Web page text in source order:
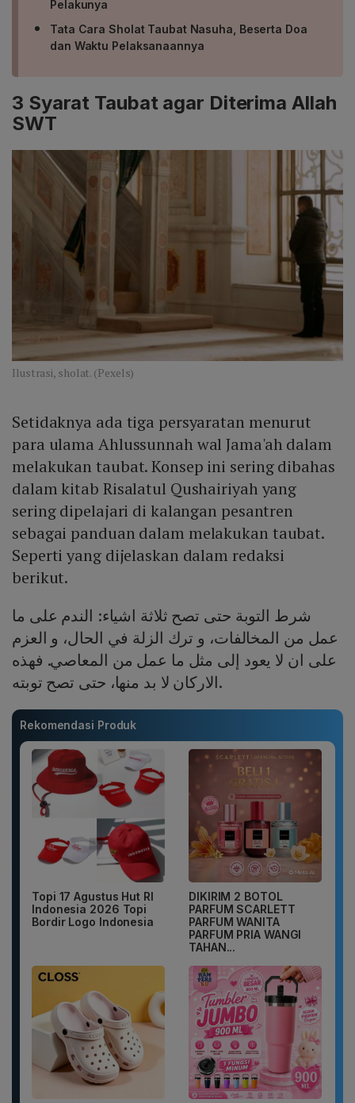
Pelakunya
Tata Cara Sholat Taubat Nasuha, Beserta Doa
dan Waktu Pelaksanaannya
3 Syarat Taubat agar Diterima Allah
SWT
Ilustrasi, sholat. (Pexels)
Setidaknya ada tiga persyaratan menurut
para ulama Ahlussunnah wal Jama'ah dalam
melakukan taubat. Konsep ini sering dibahas
dalam kitab Risalatul Qushairiyah yang
sering dipelajari di kalangan pesantren
sebagai panduan dalam melakukan taubat.
Seperti yang dijelaskan dalam redaksi
berikut.
شرط التوبة حتى تصح ثلاثة اشياء: الندم على ما
عمل من المخالفات، و ترك الزلة في الحال، و العزم
على ان لا يعود إلى مثل ما عمل من المعاصي. فهذه
الاركان لا بد منها، حتى تصح توبته.
Rekomendasi Produk
Topi 17 Agustus Hut RI
Indonesia 2026 Topi
Bordir Logo Indonesia
DIKIRIM 2 BOTOL
PARFUM SCARLETT
PARFUM WANITA
PARFUM PRIA WANGI
TAHAN...